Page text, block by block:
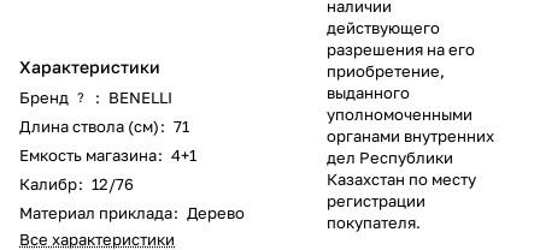
Характеристики
Бренд ? : BENELLI
Длина ствола (см): 71
Емкость магазина: 4+1
Калибр: 12/76
Материал приклада: Дерево
Все характеристики
наличии
действующего
разрешения на его
приобретение,
выданного
уполномоченными
органами внутренних
дел Республики
Казахстан по месту
регистрации
покупателя.